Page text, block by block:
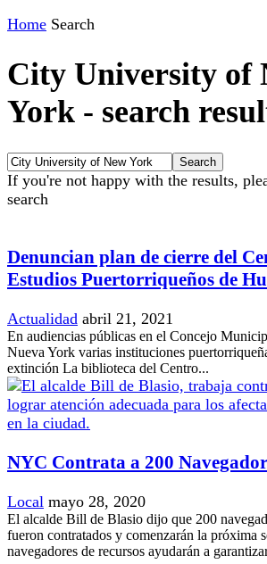
Home Search
City University of
York - search
If you're not happy with the results,
search
Denuncian plan de cierre del
Estudios Puertorriqueños de
Actualidad abril 21, 2021
En audiencias públicas en el Concejo
Nueva York varias instituciones
extinción La biblioteca del Centro...
NYC Contrata a 200
Local mayo 28, 2020
El alcalde Bill de Blasio dijo que 200
fueron contratados y comenzarán la próxima
navegadores de recursos ayudarán a